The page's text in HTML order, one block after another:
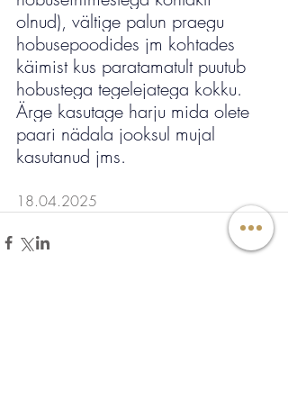
olnud), vältige palun praegu
hobusepoodides jm kohtades
käimist kus paratamatult puutub
hobustega tegelejatega kokku.
Ärge kasutage harju mida olete
paari nädala jooksul mujal
kasutanud jms.
18.04.2025